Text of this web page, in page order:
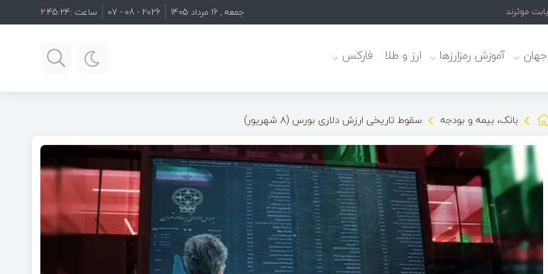
موثرند جمعه , 16 مرداد 1405 2026 - 08 - 07 ساعت :2:45:26
جهان آموزش رمزارزها ارز و طلا فارکس
بانک، بیمه و بودجه سقوط تاریخی ارزش دلاری بورس (۸ شهریور)